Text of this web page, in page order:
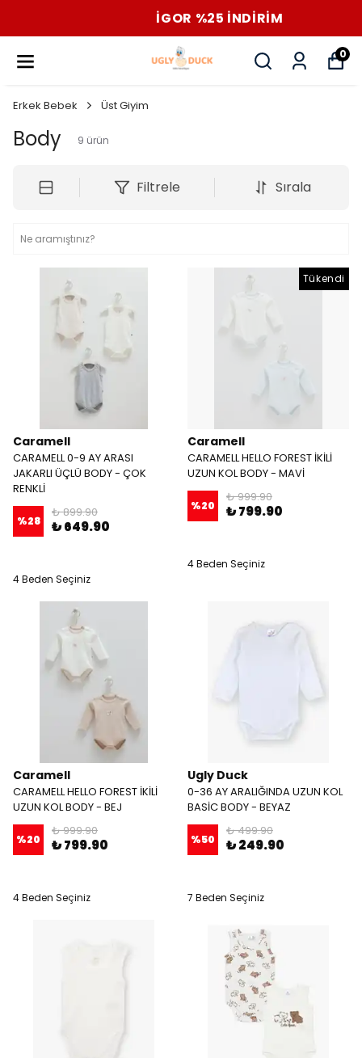
İGOR %25 İNDİRİM
0
Erkek Bebek Üst Giyim
Body 9 ürün
Filtrele Sırala
Caramell
CARAMELL 0-9 AY ARASI
JAKARLI ÜÇLÜ BODY - ÇOK
RENKLİ
%28
₺ 899.90
₺ 649.90
4 Beden Seçiniz
Tükendi
Caramell
CARAMELL HELLO FOREST İKİLİ
UZUN KOL BODY - MAVİ
%20
₺ 999.90
₺ 799.90
4 Beden Seçiniz
Caramell
CARAMELL HELLO FOREST İKİLİ
UZUN KOL BODY - BEJ
%20
₺ 999.90
₺ 799.90
4 Beden Seçiniz
Ugly Duck
0-36 AY ARALIĞINDA UZUN KOL
BASİC BODY - BEYAZ
%50
₺ 499.90
₺ 249.90
7 Beden Seçiniz